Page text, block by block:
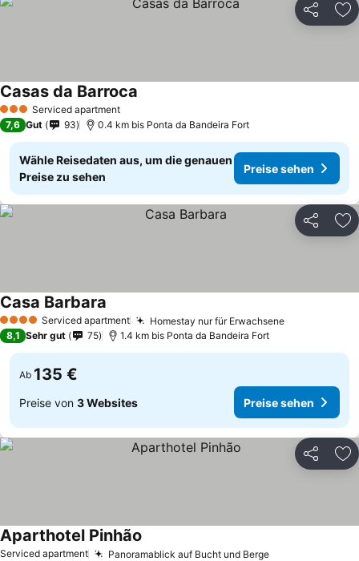
Teilen
3 SterneServiced apartment
Casas da Barroca
7,6 Gut 93 0.4 km bis Ponta da Bandeira Fort
Wähle Reisedaten aus, um die genauen
Preise zu sehen
Preise sehen
Teilen
4 Sterne Serviced apartment Homestay nur für Erwachsene
Casa Barbara
8,1 Sehr gut 75 1.4 km bis Ponta da Bandeira Fort
Ab 135 €
Preise von 3 Websites Preise sehen
Teilen
Serviced apartment Panoramablick auf Bucht und Berge
Aparthotel Pinhão